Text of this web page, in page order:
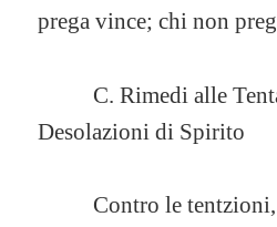
prega vince; chi non
C. Rimedi alle
Desolazioni di Spirito
Contro le